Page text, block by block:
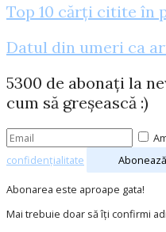
Top 10 cărți citite în
Datul din umeri ca
5300 de abonați la
cum să greșească :)
confidențialitate
Abonarea este aproape gata!
Mai trebuie doar să îți confirmi